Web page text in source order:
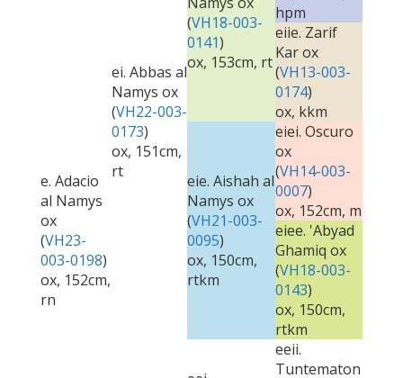
e. Adacio
al Namys
ox
(VH23-
003-0198)
ox, 152cm,
rn
ei. Abbas al
Namys ox
(VH22-003-
0173)
ox, 151cm,
rt
(VH18-003-
0141)
ox, 153cm, rt
hpm
eiie. Zarif
Kar ox
(VH13-003-
0174)
ox, kkm
eie. Aishah al
Namys ox
(VH21-003-
0095)
ox, 150cm,
rtkm
eiei. Oscuro
ox
(VH14-003-
0007)
ox, 152cm, m
eiee. 'Abyad
Ghamiq ox
(VH18-003-
0143)
ox, 150cm,
rtkm
eeii.
Tuntematon